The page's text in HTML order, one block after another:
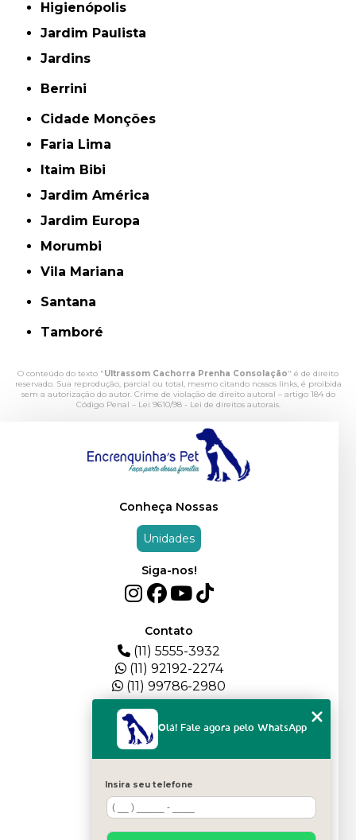
Higienópolis
Jardim Paulista
Jardins
Berrini
Cidade Monções
Faria Lima
Itaim Bibi
Jardim América
Jardim Europa
Morumbi
Vila Mariana
Santana
Tamboré
O conteúdo do texto "Ultrassom Cachorra Prenha Consolação" é de direito
reservado. Sua reprodução, parcial ou total, mesmo citando nossos links, é proibida
sem a autorização do autor. Crime de violação de direito autoral – artigo 184 do
Código Penal – Lei 9610/98 - Lei de direitos autorais.
Conheça Nossas
Unidades
Siga-nos!
Contato
(11) 5555-3932
(11) 92192-2274
(11) 99786-2980
QUEM SOMOS
BLOG
Olá! Fale agora pelo WhatsApp
Insira seu telefone